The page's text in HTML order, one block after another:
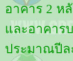
อาคาร 2 ห
และอาคาร
ประมาณปี